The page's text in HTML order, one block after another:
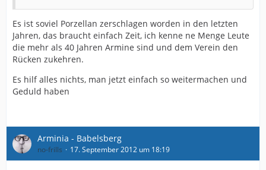
Es ist soviel Porzellan zerschlagen worden in den letzten
Jahren, das braucht einfach Zeit, ich kenne ne Menge Leute
die mehr als 40 Jahren Armine sind und dem Verein den
Rücken zukehren.
Es hilf alles nichts, man jetzt einfach so weitermachen und
Geduld haben
Arminia - Babelsberg
no-frills 17. September 2012 um 18:19